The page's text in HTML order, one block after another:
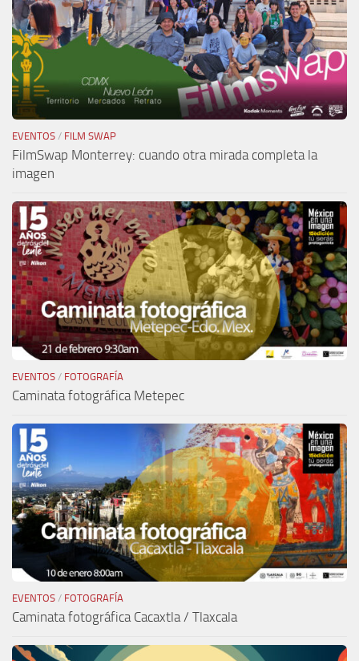
EVENTOS / FILM SWAP
FilmSwap Monterrey: cuando otra mirada completa la
imagen
EVENTOS / FOTOGRAFÍA
Caminata fotográfica Metepec
EVENTOS / FOTOGRAFÍA
Caminata fotográfica Cacaxtla / Tlaxcala